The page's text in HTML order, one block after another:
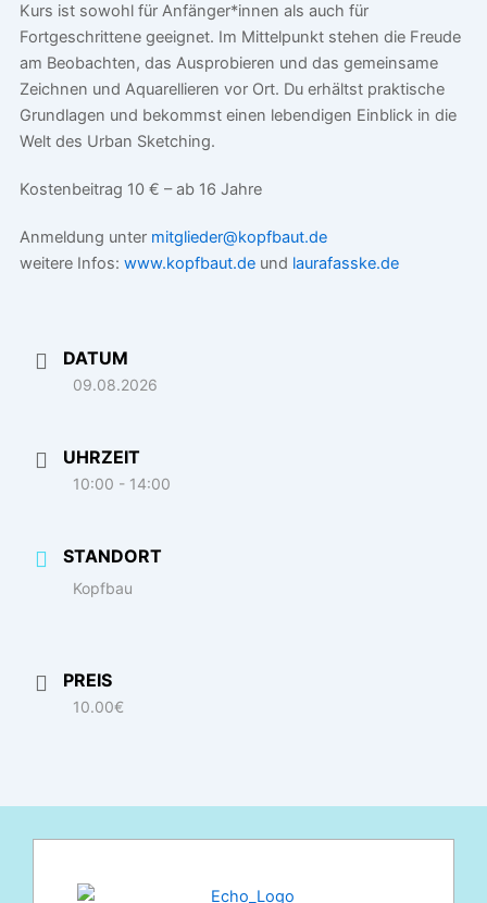
Kurs ist sowohl für Anfänger*innen als auch für
Fortgeschrittene geeignet. Im Mittelpunkt stehen die Freude
am Beobachten, das Ausprobieren und das gemeinsame
Zeichnen und Aquarellieren vor Ort. Du erhältst praktische
Grundlagen und bekommst einen lebendigen Einblick in die
Welt des Urban Sketching.
Kostenbeitrag 10 € – ab 16 Jahre
Anmeldung unter mitglieder@kopfbaut.de
weitere Infos: www.kopfbaut.de und laurafasske.de
DATUM
09.08.2026
UHRZEIT
10:00 - 14:00
STANDORT
Kopfbau
PREIS
10.00€